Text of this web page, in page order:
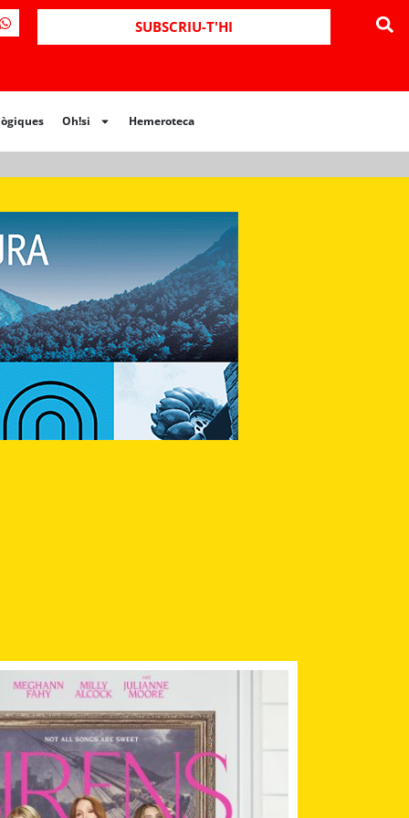
SUBSCRIU-T'HI
Oh!si Hemeroteca
Hemeroteca